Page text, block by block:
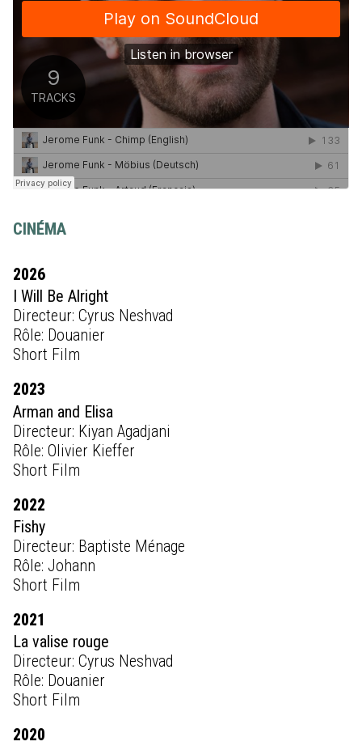
CINÉMA
2026
I Will Be Alright
Directeur: Cyrus Neshvad
Rôle: Douanier
Short Film
2023
Arman and Elisa
Directeur: Kiyan Agadjani
Rôle: Olivier Kieffer
Short Film
2022
Fishy
Directeur: Baptiste Ménage
Rôle: Johann
Short Film
2021
La valise rouge
Directeur: Cyrus Neshvad
Rôle: Douanier
Short Film
2020